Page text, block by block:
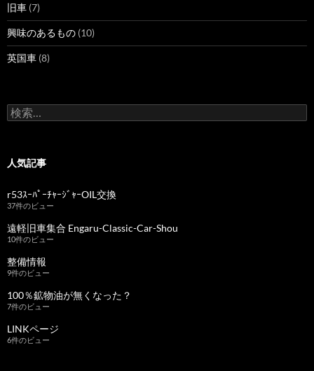
旧車 (7)
興味のあるもの (10)
英国車 (8)
検
索:
人気記事
r53ｽｰﾊﾟｰﾁｬｰｼﾞｬｰOIL交換
37件のビュー
遠軽旧車集合 Engaru-Classic-Car-Shou
10件のビュー
整備情報
9件のビュー
100％鉱物油が無くなった？
7件のビュー
LINKページ
6件のビュー